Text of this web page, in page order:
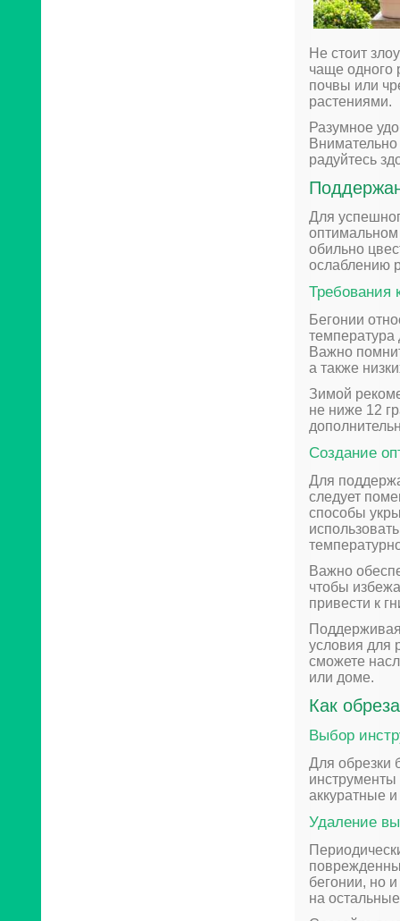
Не стоит
чаще одного
почвы или
растениями.
Разумное
радуйтесь
Для
обильно
ослаблению
Требования
Бегонии
температура
Важно
а также
Зимой
не ниже 12
Создание
Для
следует
способы
Важно
чтобы
привести к
условия для
сможете
или доме.
Как
Выбор
Для обрезки
аккуратные
Удаление
бегонии, но
на